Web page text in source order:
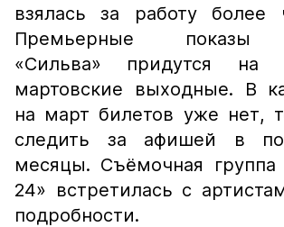
взялась за работу более
Премьерные показы
«Сильва» придутся
мартовские выходные. В
на март билетов уже нет,
следить за афишей в
месяцы. Съёмочная группа
24» встретилась с
подробности.